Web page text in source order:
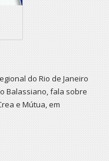
do Rio de Janeiro
Balassiano, fala sobre
e Mútua, em